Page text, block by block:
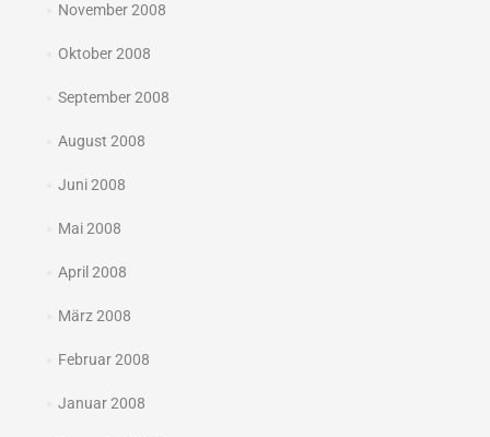
November 2008
Oktober 2008
September 2008
August 2008
Juni 2008
Mai 2008
April 2008
März 2008
Februar 2008
Januar 2008